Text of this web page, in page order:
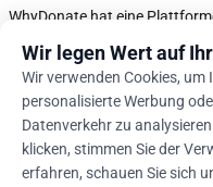
WhyDonate hat eine
sicherzustellen, dass diese
Trinkgeldbetrag mit dem
benutzerdefiniertes Trinkgeld
Wir legen Wert auf
Wir verwenden Cookies, um
personalisierte Werbung
Datenverkehr zu
klicken, stimmen Sie der
erfahren, schauen Sie sich